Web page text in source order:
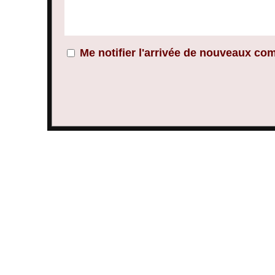
Me notifier l'arrivée de nouveaux